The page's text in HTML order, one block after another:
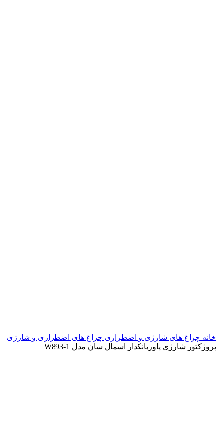
خانه چراغ های شارژی و اضطراری چراغ های اضطراری و شارژی
پروژکتور شارژی پاوربانکدار اسمال سان مدل W893-1